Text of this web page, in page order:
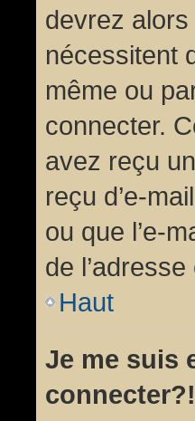
devrez
nécessitent
même ou
connecter.
avez reçu
reçu d’e-
ou que l’e-
de
Haut
Je me suis
connecter?!